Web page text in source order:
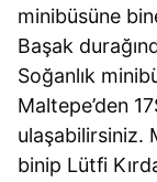
minibüsüne
Başak
Soğanlık
Maltepe’den
ulaşabilirsiniz.
binip Lütfi